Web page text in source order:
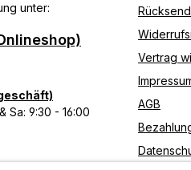
unter:
Sa: 9:30 - 16:00
Vertrag
AGB